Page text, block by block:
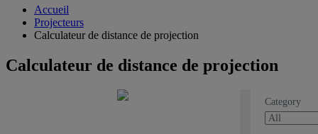
Accueil
Projecteurs
Calculateur de distance de projection
Calculateur de distance de projection